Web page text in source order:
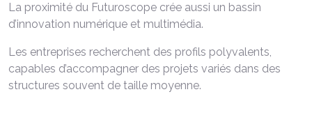
La proximité du Futuroscope crée aussi un bassin
d’innovation numérique et multimédia.
Les entreprises recherchent des profils polyvalents,
capables d’accompagner des projets variés dans des
structures souvent de taille moyenne.